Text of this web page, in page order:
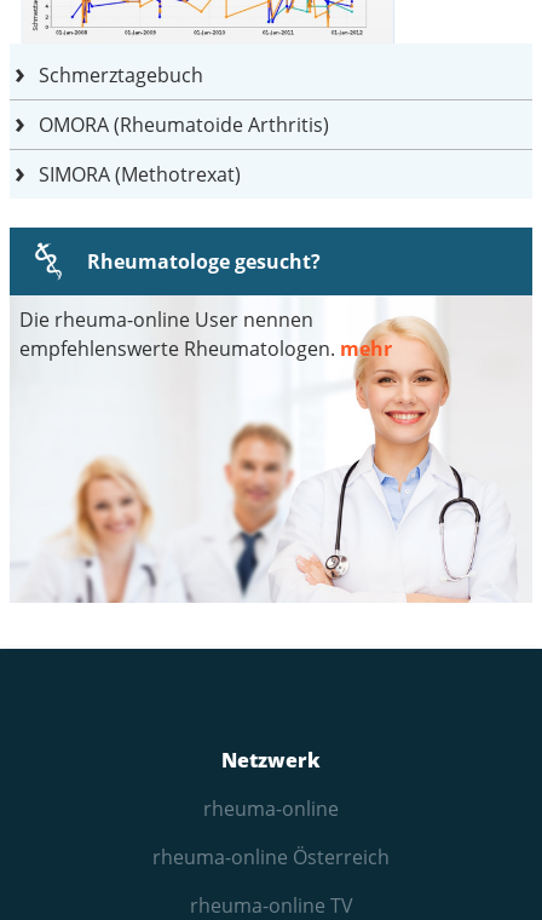
Schmerztagebuch
OMORA (Rheumatoide Arthritis)
SIMORA (Methotrexat)
Rheumatologe gesucht?
Die rheuma-online User nennen
empfehlenswerte Rheumatologen. mehr
Netzwerk
rheuma-online
rheuma-online Österreich
rheuma-online TV